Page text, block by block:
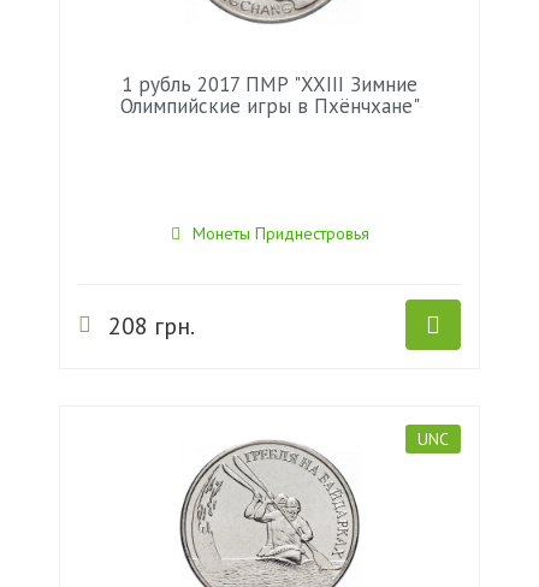
1 рубль 2017 ПМР "XXIII Зимние
Олимпийские игры в Пхёнчхане"
Монеты Приднестровья
208 грн.
UNC